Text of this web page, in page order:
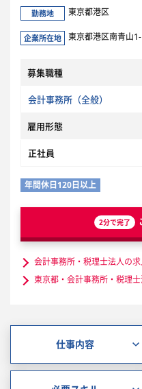
勤務地 東京都港区
企業所在地 東京都港区南青山
募集職種
会計事務所（全般）
雇用形態
正社員
年間休日120日以上
2分で完了
会計事務所・税理士法人の
東京都・会計事務所・税理
仕事内容